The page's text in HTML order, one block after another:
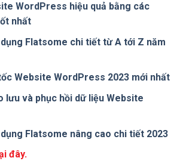
WordPress hiệu quả bằng các
nhất
Flatsome chi tiết từ A tới Z năm
Website WordPress 2023 mới nhất
lưu và phục hồi dữ liệu Website
Flatsome nâng cao chi tiết 2023
đây.